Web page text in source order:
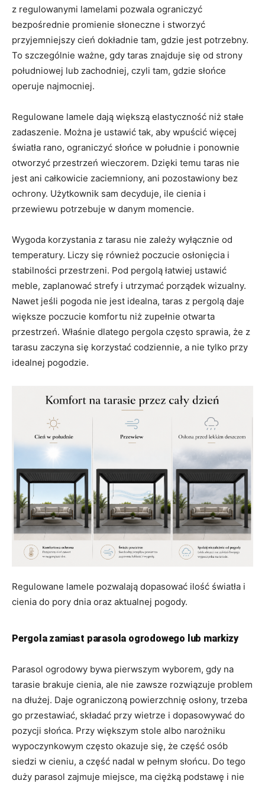
z regulowanymi lamelami pozwala ograniczyć
bezpośrednie promienie słoneczne i stworzyć
przyjemniejszy cień dokładnie tam, gdzie jest potrzebny.
To szczególnie ważne, gdy taras znajduje się od strony
południowej lub zachodniej, czyli tam, gdzie słońce
operuje najmocniej.
Regulowane lamele dają większą elastyczność niż stałe
zadaszenie. Można je ustawić tak, aby wpuścić więcej
światła rano, ograniczyć słońce w południe i ponownie
otworzyć przestrzeń wieczorem. Dzięki temu taras nie
jest ani całkowicie zaciemniony, ani pozostawiony bez
ochrony. Użytkownik sam decyduje, ile cienia i
przewiewu potrzebuje w danym momencie.
Wygoda korzystania z tarasu nie zależy wyłącznie od
temperatury. Liczy się również poczucie osłonięcia i
stabilności przestrzeni. Pod pergolą łatwiej ustawić
meble, zaplanować strefy i utrzymać porządek wizualny.
Nawet jeśli pogoda nie jest idealna, taras z pergolą daje
większe poczucie komfortu niż zupełnie otwarta
przestrzeń. Właśnie dlatego pergola często sprawia, że z
tarasu zaczyna się korzystać codziennie, a nie tylko przy
idealnej pogodzie.
Regulowane lamele pozwalają dopasować ilość światła i
cienia do pory dnia oraz aktualnej pogody.
Pergola zamiast parasola ogrodowego lub markizy
Parasol ogrodowy bywa pierwszym wyborem, gdy na
tarasie brakuje cienia, ale nie zawsze rozwiązuje problem
na dłużej. Daje ograniczoną powierzchnię osłony, trzeba
go przestawiać, składać przy wietrze i dopasowywać do
pozycji słońca. Przy większym stole albo narożniku
wypoczynkowym często okazuje się, że część osób
siedzi w cieniu, a część nadal w pełnym słońcu. Do tego
duży parasol zajmuje miejsce, ma ciężką podstawę i nie